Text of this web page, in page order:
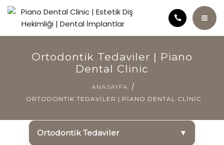
SAĞLIK ANSIKLOPEDISI
Ortodontik Tedaviler | Piano
Dental Clinic
ANASAYFA
ORTODONTIK TEDAVILER | PIANO DENTAL CLINIC
Ortodontik Tedaviler ▼